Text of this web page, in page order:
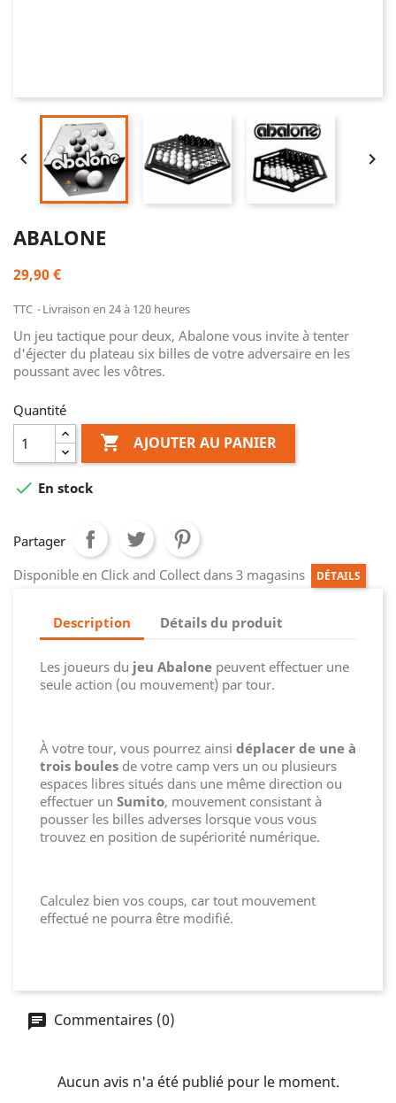
 
ABALONE
29,90 €
TTC Livraison en 24 à 120 heures
Un jeu tactique pour deux, Abalone vous invite à tenter
d'éjecter du plateau six billes de votre adversaire en les
poussant avec les vôtres.
Quantité
 AJOUTER AU PANIER
 En stock
Partager
Disponible en Click and Collect dans 3 magasins
DÉTAILS
Description Détails du produit
Les joueurs du jeu Abalone peuvent effectuer une
seule action (ou mouvement) par tour.
À votre tour, vous pourrez ainsi déplacer de une à
trois boules de votre camp vers un ou plusieurs
espaces libres situés dans une même direction ou
effectuer un Sumito, mouvement consistant à
pousser les billes adverses lorsque vous vous
trouvez en position de supériorité numérique.
Calculez bien vos coups, car tout mouvement
effectué ne pourra être modifié.
Commentaires (0)
Aucun avis n'a été publié pour le moment.